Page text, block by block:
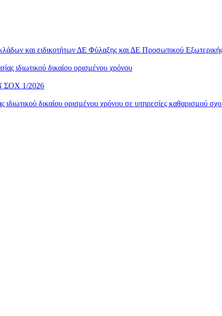
και ειδικοτήτων ΔΕ Φύλαξης και ΔΕ Προσωπικού
ιδιωτικού δικαίου ορισμένου χρόνου
1/2026
δικαίου ορισμένου χρόνου σε υπηρεσίες καθαρισμού